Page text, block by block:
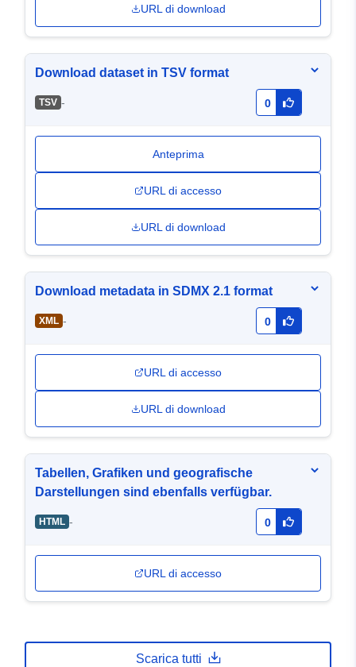
URL di download
Download dataset in TSV format
TSV - 0
Anteprima
URL di accesso
URL di download
Download metadata in SDMX 2.1 format
XML - 0
URL di accesso
URL di download
Tabellen, Grafiken und geografische
Darstellungen sind ebenfalls verfügbar.
HTML - 0
URL di accesso
Scarica tutti